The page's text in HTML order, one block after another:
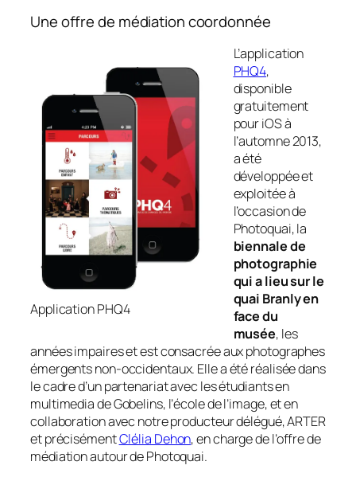
Une offre de médiation coordonnée
Application PHQ4
L’application
PHQ4,
disponible
gratuitement
pour iOS à
l’automne 2013,
a été
développée et
exploitée à
l’occasion de
Photoquai, la
biennale de
photographie
qui a lieu sur le
quai Branly en
face du
musée, les
années impaires et est consacrée aux photographes
émergents non-occidentaux. Elle a été réalisée dans
le cadre d’un partenariat avec les étudiants en
multimedia de Gobelins, l’école de l’image, et en
collaboration avec notre producteur délégué, ARTER
et précisémentClélia Dehon, en charge de l’offre de
médiation autour de Photoquai.